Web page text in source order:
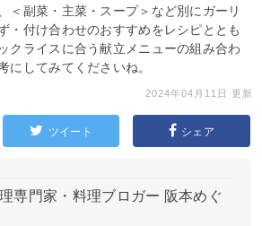
＜副菜・主菜・スープ＞など別にガーリ
・付け合わせのおすすめをレシピととも
クライスに合う献立メニューの組み合わ
にしてみてくださいね。
2024年04月11日 更新
ツイート シェア
専門家・料理ブロガー 阪本めぐ